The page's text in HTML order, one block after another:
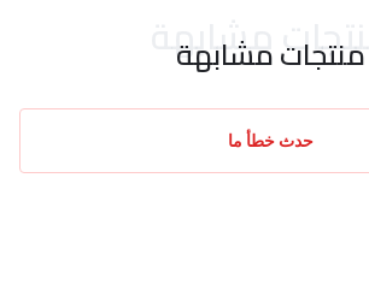
منتجات مشابهة
منتجات مشابهة
حدث خطأ ما